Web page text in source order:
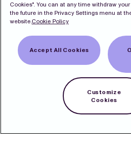
Cookies". You can at any time withdraw
the future in the Privacy Settings menu at
website.Cookie Policy
Accept All Cookies
Customize
Cookies